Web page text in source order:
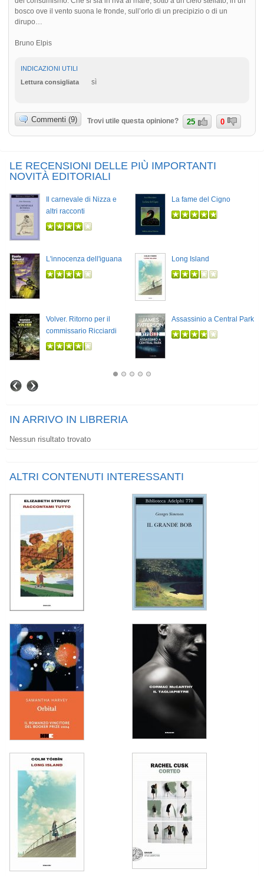
bosco ove il vento suona le fronde, sull’orlo di un precipizio o di un
dirupo…
Bruno Elpis
INDICAZIONI UTILI
Lettura consigliata
sì
Commenti (9) Trovi utile questa opinione? 25 0
LE RECENSIONI DELLE PIÙ IMPORTANTI
NOVITÀ EDITORIALI
Il carnevale di Nizza e
altri racconti
La fame del Cigno
L'innocenza dell'iguana Long Island
Volver. Ritorno per il
commissario Ricciardi
Assassinio a Central Park
IN ARRIVO IN LIBRERIA
Nessun risultato trovato
ALTRI CONTENUTI INTERESSANTI